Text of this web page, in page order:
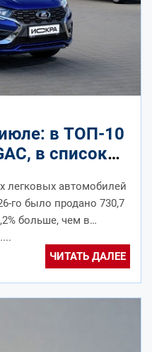
в ТОП-10
в список
легковых автомобилей
го было продано 730,7
больше, чем в
ЧИТАТЬ ДАЛЕЕ